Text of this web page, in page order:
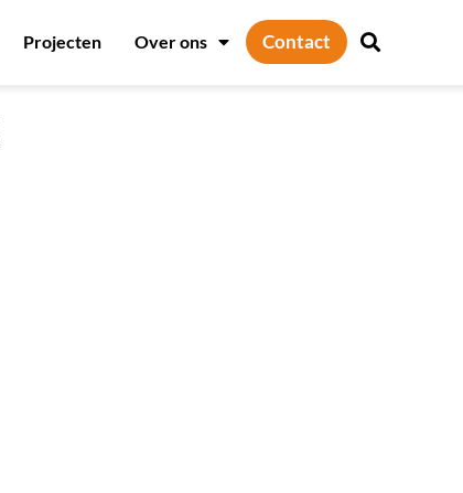
Projecten Over ons Contact